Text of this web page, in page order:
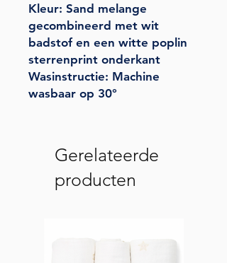
Kleur: Sand melange
gecombineerd met wit
badstof en een witte poplin
sterrenprint onderkant
Wasinstructie: Machine
wasbaar op 30°
Gerelateerde
producten